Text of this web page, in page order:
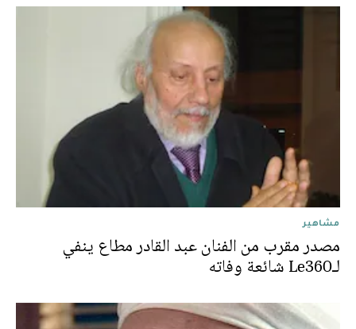
مشاهير
مصدر مقرب من الفنان عبد القادر مطاع ينفي
لـLe360 شائعة وفاته